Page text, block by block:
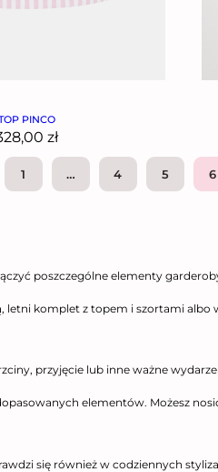
PINCO
zł
1 … 4 5 6
poszczególne elementy
letni komplet z topem i szortami
przyjęcie lub inne ważne
elementów. Możesz
się również w codziennych